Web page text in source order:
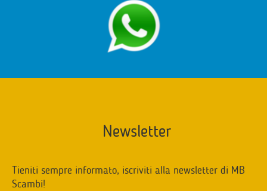
Newsletter
Tieniti sempre informato, iscriviti alla newsletter di MB
Scambi!